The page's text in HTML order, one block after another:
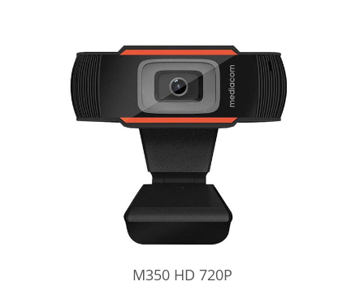
M350 HD 720P